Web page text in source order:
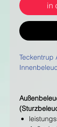
in
Teckentrup